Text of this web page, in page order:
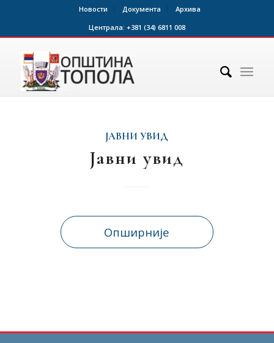
Новости Документа
Архива
Централа: +381 (34) 6811 008
ЈАВНИ УВИД
Јавни увид
Опширније